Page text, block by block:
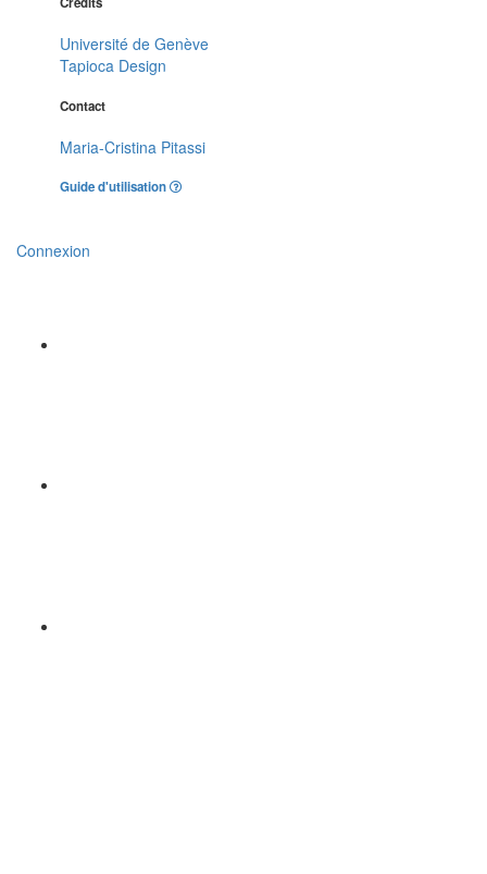
Université de Genève
Tapioca Design
Contact
Maria-Cristina Pitassi
Guide d'utilisation
Connexion